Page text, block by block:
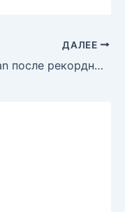
ДАЛЕЕ
Аналитики советуют продавать акции Rivian после рекордного взлета